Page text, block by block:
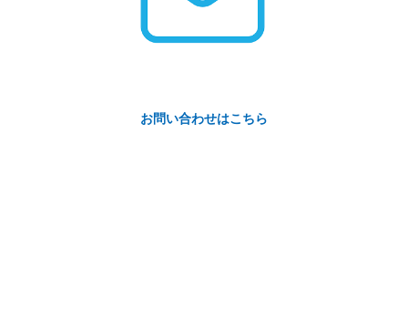
お問い合わせはこちら